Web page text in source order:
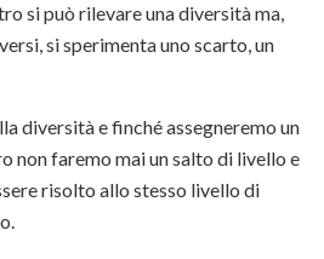
si può rilevare una diversità ma,
si sperimenta uno scarto, un
diversità e finché assegneremo un
non faremo mai un salto di livello e
risolto allo stesso livello di